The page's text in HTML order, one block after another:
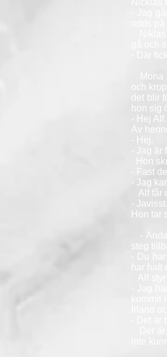
- Jag
odds
Niklas
gå och
- Där
Mona
och
det blir
hon sig
- Hej Alf.
Av
- Hej.
- Jag är
Hon
- Fast
- Jag
Alf får
-
Hon tar
- Ända
steg
- Du
har
- Jag
- Det
Det är